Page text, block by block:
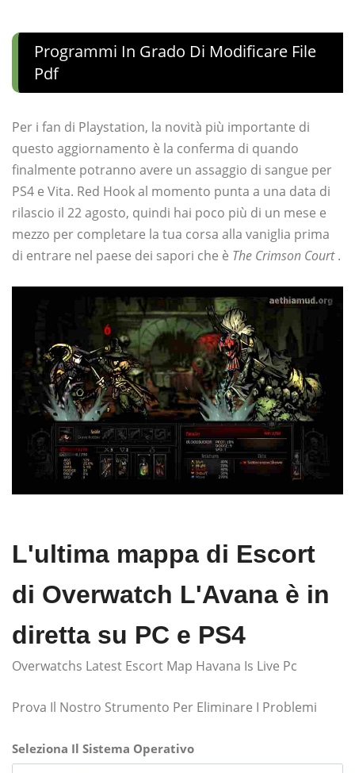
Programmi In Grado Di Modificare File
Pdf
Per i fan di Playstation, la novità più importante di
questo aggiornamento è la conferma di quando
finalmente potranno avere un assaggio di sangue per
PS4 e Vita. Red Hook al momento punta a una data di
rilascio il 22 agosto, quindi hai poco più di un mese e
mezzo per completare la tua corsa alla vaniglia prima
di entrare nel paese dei sapori che è The Crimson Court.
L'ultima mappa di Escort
di Overwatch L'Avana è in
diretta su PC e PS4
Overwatchs Latest Escort Map Havana Is Live Pc
Prova Il Nostro Strumento Per Eliminare I Problemi
Seleziona Il Sistema Operativo